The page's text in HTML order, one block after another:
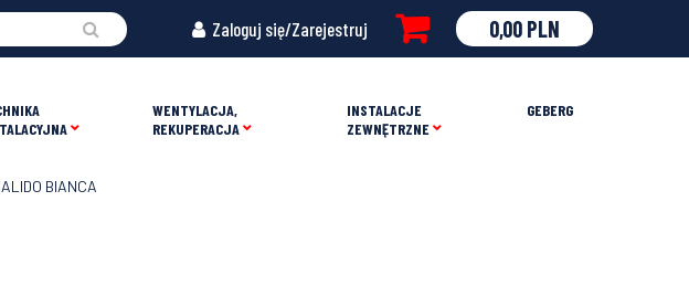
Zaloguj się/Zarejestruj 0,00 PLN
WENTYLACJA,
REKUPERACJA
INSTALACJE
ZEWNĘTRZNE
GEBERG
BIANCA